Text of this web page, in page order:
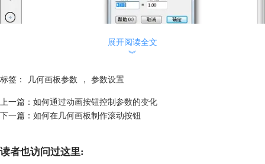
双击工作区中的参数修改参数数值示例
展开阅读全文
︾
标签： 几何画板参数 ， 参数设置
上一篇： 如何通过动画按钮控制参数的变化
下一篇： 如何在几何画板制作滚动按钮
读者也访问过这里: